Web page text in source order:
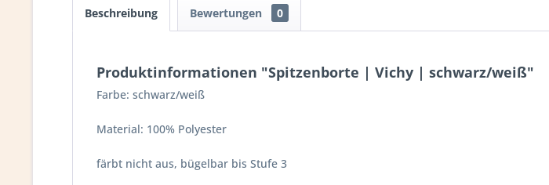
Beschreibung Bewertungen 0
Produktinformationen "Spitzenborte | Vichy | schwarz/weiß"
Farbe: schwarz/weiß
Material: 100% Polyester
färbt nicht aus, bügelbar bis Stufe 3